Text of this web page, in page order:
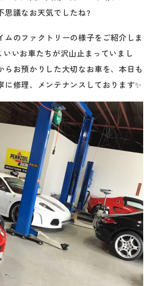
シー
定のご依頼
お問い合わせ
しのご依頼・レンタカーのご相談
のご連絡方法意外にも、オンラインで
す。
ームにて、オンラインでのご連絡をご
思議なお天気でしたね?
ムのファクトリーの様子をご紹介しま
いお車たちが沢山止まっていまし
らお預かりした大切なお車を、本日も
に修理、メンテナンスしております✨